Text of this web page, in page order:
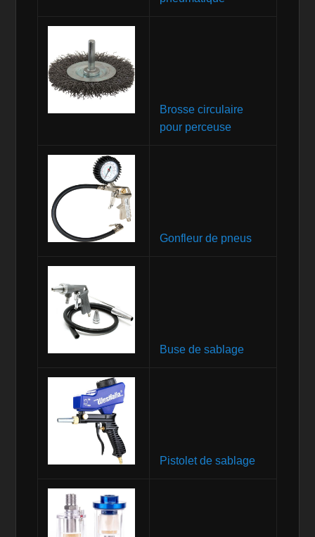
Brosse circulaire
pour perceuse
Gonfleur de pneus
Buse de sablage
Pistolet de sablage